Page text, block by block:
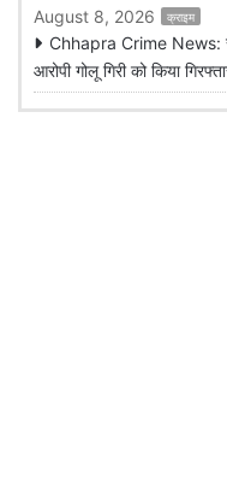
August 8, 2026 क्राइम
Chhapra Crime News:
आरोपी गोलू गिरी को किया